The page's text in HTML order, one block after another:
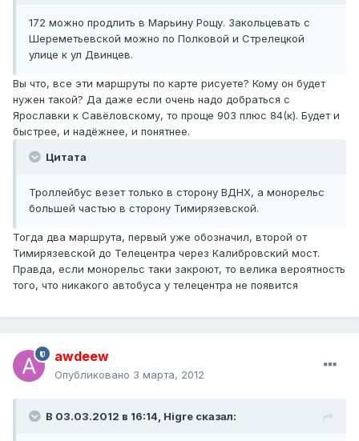
172 можно продлить в Марьину Рощу. Закольцевать с
Шереметьевской можно по Полковой и Стрелецкой
улице к ул Двинцев.
Вы что, все эти маршруты по карте рисуете? Кому он будет
нужен такой? Да даже если очень надо добраться с
Ярославки к Савёловскому, то проще 903 плюс 84(к). Будет и
быстрее, и надёжнее, и понятнее.
Цитата
Троллейбус везет только в сторону ВДНХ, а монорельс
большей частью в сторону Тимирязевской.
Тогда два маршрута, первый уже обозначил, второй от
Тимирязевской до Телецентра через Калибровский мост.
Правда, если монорельс таки закроют, то велика вероятность
того, что никакого автобуса у телецентра не появится
awdeew
Опубликовано 3 марта, 2012
В 03.03.2012 в 16:14, Higre сказал: